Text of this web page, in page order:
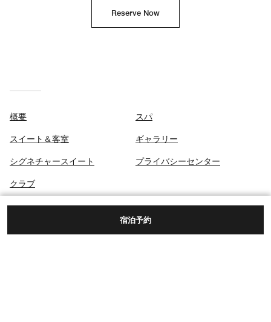
宿泊予約
Reserve Now
概要
スイート＆客室
シグネチャースイート
クラブ
お食事
スパ
ギャラリー
プライバシーセンター